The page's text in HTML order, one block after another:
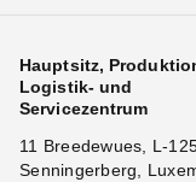
Hauptsitz,
Logistik- und
Servicezentrum
11 Breedewues, L-
Senningerberg,